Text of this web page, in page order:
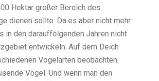
Hektar großer Bereich des
dienen sollte. Da es aber nicht mehr
in den darauffolgenden Jahren nicht
entwickeln. Auf dem Deich
Vogelarten beobachten.
Vögel. Und wenn man den